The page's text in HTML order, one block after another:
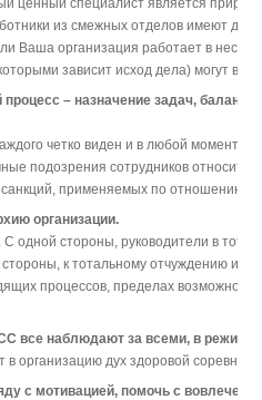
ценный специалист является п
из смежных отделов имеют
Ваша организация работает в
– назначение задач,
четко виден и в любой момент
подозрения сотрудников
организации.
одной стороны, руководители в тот
к тотальному отчуждению и
процессов, пределах возможного
все наблюдают за всеми, в режиме
с мотивацией, помочь с